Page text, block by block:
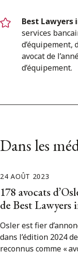
Best Lawyers
services
avocat de
d’équipement.
Dans les
24 AOÛT 2023
178 avocats
de Best Lawyers
Osler est fier
dans l’édition 2024
reconnus comme «